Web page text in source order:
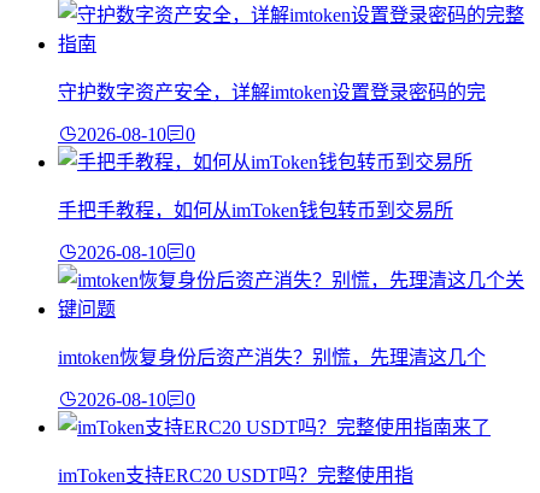
守护数字资产安全，详解imtoken设置登录密码的完
2026-08-10 0
手把手教程，如何从imToken钱包转币到交易所
2026-08-10 0
imtoken恢复身份后资产消失？别慌，先理清这几个
2026-08-10 0
imToken支持ERC20 USDT吗？完整使用指